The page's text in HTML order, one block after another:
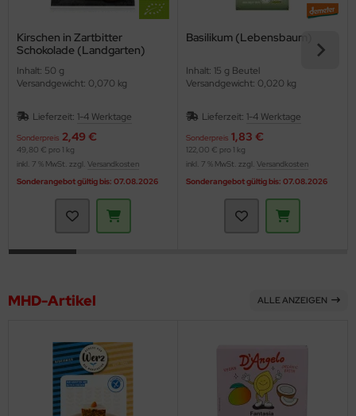
Kirschen in Zartbitter
Schokolade (Landgarten)
Inhalt: 50 g
Versandgewicht: 0,070 kg
Lieferzeit: 1-4 Werktage
Sonderpreis 2,49 €
49,80 € pro 1 kg
inkl. 7 % MwSt. zzgl. Versandkosten
Sonderangebot gültig bis: 07.08.2026
Basilikum (Lebensbaum)
Inhalt: 15 g Beutel
Versandgewicht: 0,020 kg
Lieferzeit: 1-4 Werktage
Sonderpreis 1,83 €
122,00 € pro 1 kg
inkl. 7 % MwSt. zzgl. Versandkosten
Sonderangebot gültig bis: 07.08.2026
MHD-Artikel ALLE ANZEIGEN